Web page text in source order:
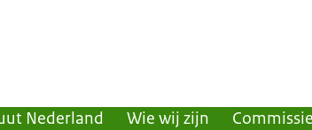
Nederland Wie wij zijn